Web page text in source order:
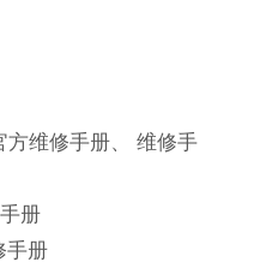
方维修手册、维修手
册
手册